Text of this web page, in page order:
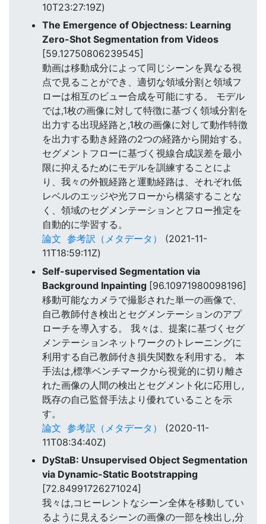
10T23:27:19Z)
The Emergence of Objectness: Learning
Zero-Shot Segmentation from Videos
[59.12750806239545]
動画は移動成分によって同じシーンを異なる視
点で見ることができ、適切な領域分割と領域フ
ローは相互のビュー合成を可能にする。 モデル
では,1枚の画像に対して特徴に基づく領域分割を
出力する出現経路と,1枚の画像に対して動作特徴
を出力する動き経路の2つの経路から開始する。
セグメントフローに基づく視線合成誤差を最小
限に抑えるためにモデルを訓練することによ
り、我々の外観経路と運動経路は、それぞれ低
レベルのエッジや光フローから構築することな
く、領域のセグメンテーションとフロー推定を
自動的に学習する。
論文 参考訳（メタデータ）
(2021-11-
11T18:59:11Z)
Self-supervised Segmentation via
Background Inpainting [96.10971980098196]
移動可能なカメラで撮影された単一の画像で、
自己教師付き検出とセグメンテーションのアプ
ローチを導入する。 我々は、提案に基づくセグ
メンテーションネットワークのトレーニングに
利用する自己教師付き損失関数を利用する。 本
手法は,標準ベンチマークから視覚的に切り離さ
れた画像の人間の検出とセグメント化に応用し,
既存の自己監督手法より優れていることを示
す。
論文 参考訳（メタデータ）
(2020-11-
11T08:34:40Z)
DyStaB: Unsupervised Object Segmentation
via Dynamic-Static Bootstrapping
[72.84991726271024]
我々は,コヒーレントなシーン全体を移動してい
るように見えるシーンの画像の一部を検出し,分